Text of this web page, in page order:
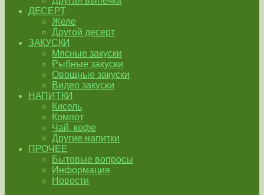
ДЕСЕРТ
Желе
Другой десерт
ЗАКУСКИ
Мясные закуски
Рыбные закуски
Овощные закуски
Видео закуски
НАПИТКИ
Кисель
Компот
Чай, кофе
Другие напитки
ПРОЧЕЕ
Бытовые вопросы
Информация
Новости